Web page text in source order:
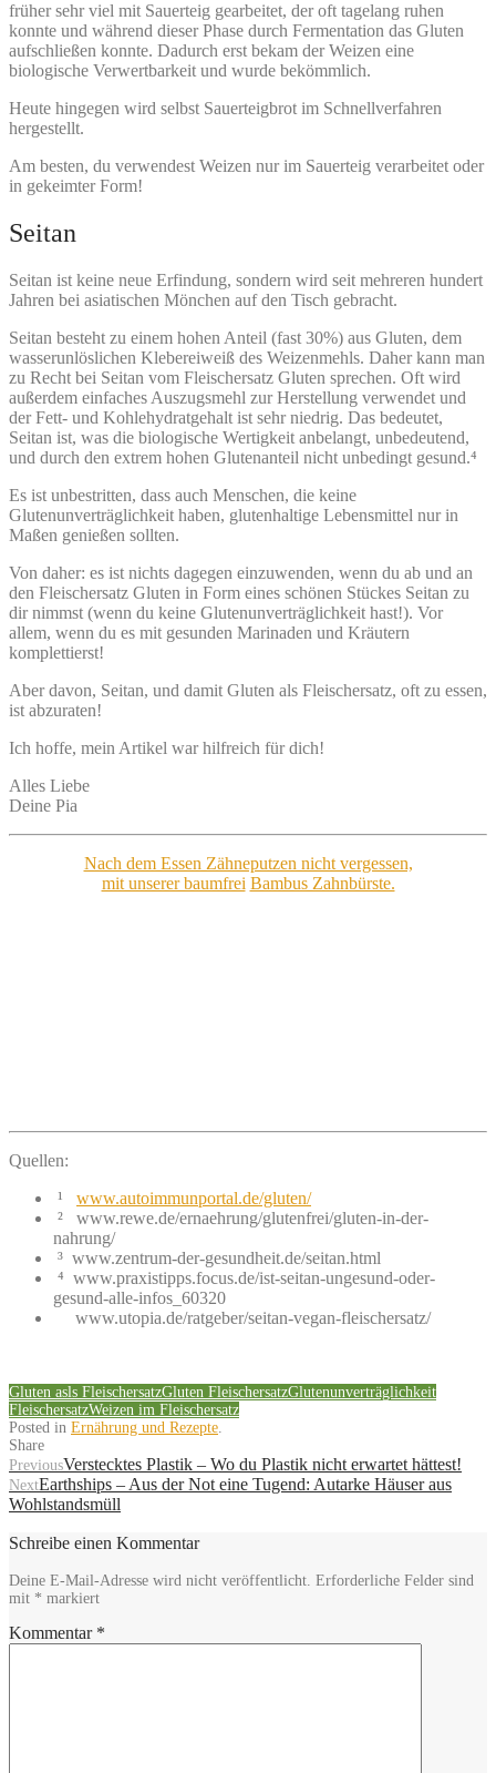
früher sehr viel mit Sauerteig gearbeitet, der oft tagelang ruhen
konnte und während dieser Phase durch Fermentation das Gluten
aufschließen konnte. Dadurch erst bekam der Weizen eine
biologische Verwertbarkeit und wurde bekömmlich.
Heute hingegen wird selbst Sauerteigbrot im Schnellverfahren
hergestellt.
Am besten, du verwendest Weizen nur im Sauerteig verarbeitet oder
in gekeimter Form!
Seitan
Seitan ist keine neue Erfindung, sondern wird seit mehreren hundert
Jahren bei asiatischen Mönchen auf den Tisch gebracht.
Seitan besteht zu einem hohen Anteil (fast 30%) aus Gluten, dem
wasserunlöslichen Klebereiweiß des Weizenmehls. Daher kann man
zu Recht bei Seitan vom Fleischersatz Gluten sprechen. Oft wird
außerdem einfaches Auszugsmehl zur Herstellung verwendet und
der Fett- und Kohlehydratgehalt ist sehr niedrig. Das bedeutet,
Seitan ist, was die biologische Wertigkeit anbelangt, unbedeutend,
und durch den extrem hohen Glutenanteil nicht unbedingt gesund.⁴
Es ist unbestritten, dass auch Menschen, die keine
Glutenunverträglichkeit haben, glutenhaltige Lebensmittel nur in
Maßen genießen sollten.
Von daher: es ist nichts dagegen einzuwenden, wenn du ab und an
den Fleischersatz Gluten in Form eines schönen Stückes Seitan zu
dir nimmst (wenn du keine Glutenunverträglichkeit hast!). Vor
allem, wenn du es mit gesunden Marinaden und Kräutern
komplettierst!
Aber davon, Seitan, und damit Gluten als Fleischersatz, oft zu essen,
ist abzuraten!
Ich hoffe, mein Artikel war hilfreich für dich!
Alles Liebe
Deine Pia
Nach dem Essen Zähneputzen nicht vergessen,
mit unserer baumfrei Bambus Zahnbürste.
Quellen:
¹ www.autoimmunportal.de/gluten/
² www.rewe.de/ernaehrung/glutenfrei/gluten-in-der-
nahrung/
³ www.zentrum-der-gesundheit.de/seitan.html
⁴ www.praxistipps.focus.de/ist-seitan-ungesund-oder-
gesund-alle-infos_60320
www.utopia.de/ratgeber/seitan-vegan-fleischersatz/
Gluten asls FleischersatzGluten FleischersatzGlutenunverträglichkeit
FleischersatzWeizen im Fleischersatz
Posted in Ernährung und Rezepte
Share
PreviousVerstecktes Plastik – Wo du Plastik nicht erwartet hättest!
NextEarthships – Aus der Not eine Tugend: Autarke Häuser aus
Wohlstandsmüll
Schreibe einen Kommentar
Deine E-Mail-Adresse wird nicht veröffentlicht. Erforderliche Felder sind
mit * markiert
Kommentar *